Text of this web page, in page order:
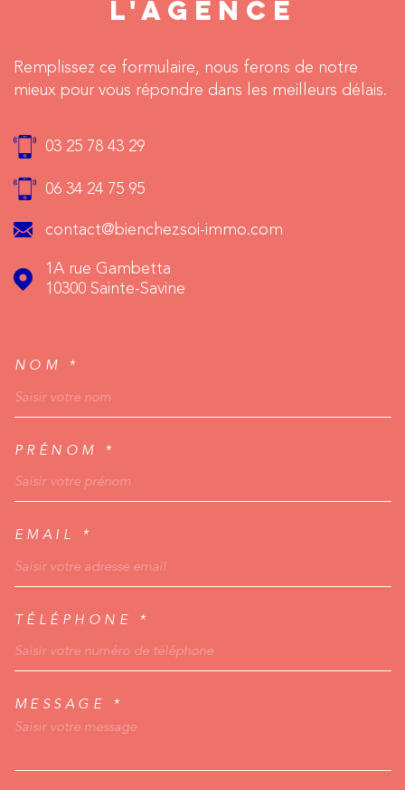
L'AGENCE
Remplissez ce formulaire, nous ferons de notre
mieux pour vous répondre dans les meilleurs délais.
03 25 78 43 29
06 34 24 75 95
contact@bienchezsoi-immo.com
1A rue Gambetta
10300 Sainte-Savine
NOM *
PRÉNOM *
EMAIL *
TÉLÉPHONE *
MESSAGE *